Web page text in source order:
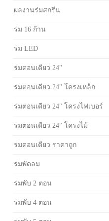
ผลงานร่มสกรีน
ร่ม 16 ก้าน
ร่ม LED
ร่มตอนเดียว 24"
ร่มตอนเดียว 24" โครงเหล็ก
ร่มตอนเดียว 24" โครงไฟเบอร์
ร่มตอนเดียว 24" โครงไม้
ร่มตอนเดียว ราคาถูก
ร่มพัดลม
ร่มพับ 2 ตอน
ร่มพับ 4 ตอน